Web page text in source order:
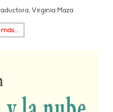
Virginia Maza